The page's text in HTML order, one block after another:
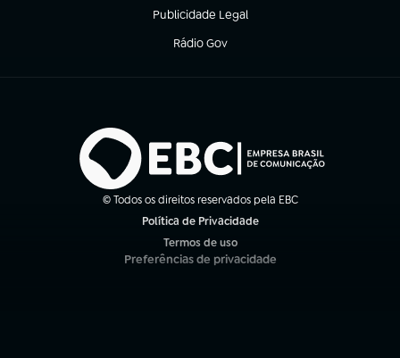
Publicidade Legal
(abre em nova aba)
Rádio Gov
(abre em nova aba)
© Todos os direitos reservados pela EBC
Política de Privacidade
Termos de uso
(abre em nova aba)
Preferências de privacidade